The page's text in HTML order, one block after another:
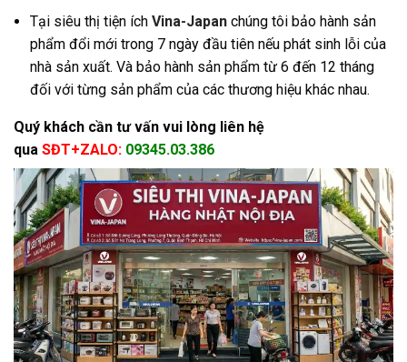
Tại siêu thị tiện ích Vina-Japan chúng tôi bảo hành sản
phẩm đổi mới trong 7 ngày đầu tiên nếu phát sinh lỗi của
nhà sản xuất. Và bảo hành sản phẩm từ 6 đến 12 tháng
đối với từng sản phẩm của các thương hiệu khác nhau.
Quý khách cần tư vấn vui lòng liên hệ
qua SĐT+ZALO: 09345.03.386